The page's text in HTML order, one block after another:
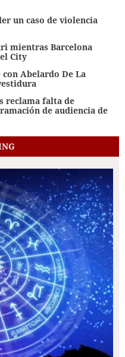
un caso de violencia
mientras Barcelona
City
Abelardo De La
reclama falta de
de audiencia de